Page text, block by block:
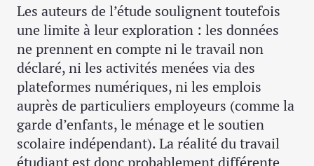
Les auteurs de l’étude soulignent toutefois
une limite à leur exploration : les données
ne prennent en compte ni le travail non
déclaré, ni les activités menées via des
plateformes numériques, ni les emplois
auprès de particuliers employeurs (comme la
garde d’enfants, le ménage et le soutien
scolaire indépendant). La réalité du travail
étudiant est donc probablement différente